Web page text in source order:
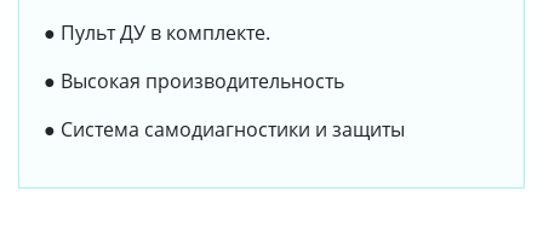
● Пульт ДУ в комплекте.
● Высокая производительность
● Система самодиагностики и защиты